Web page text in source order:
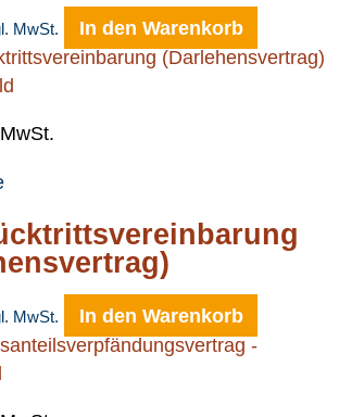
MwSt. In den Warenkorb
MwSt. In den Warenkorb